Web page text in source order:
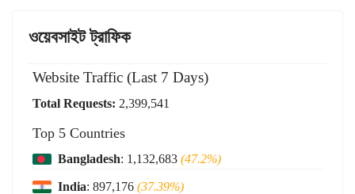
ওয়েবসাইট ট্রাফিক
Website Traffic (Last 7 Days)
Total Requests: 2,399,541
Top 5 Countries
Bangladesh: 1,132,683 (47.2%)
India: 897,176 (37.39%)